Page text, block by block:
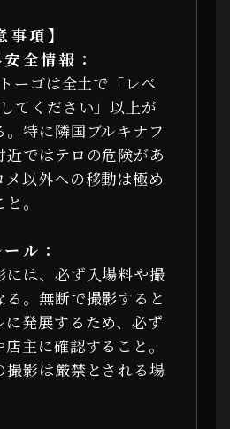
項】
全情報：
ーゴは全土で「レベ
てください」以上が
特に隣国ブルキナフ
近ではテロの危険があ
メ以外への移動は極め
。
ル：
には、必ず入場料や撮
。無断で撮影すると
発展するため、必ず
主に確認すること。
撮影は厳禁とされる場